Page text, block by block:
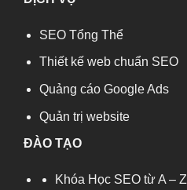
SEO Tổng Thể
Thiết kế web chuẩn SEO
Quảng cáo Google Ads
Quản trị website
ĐÀO TẠO
Khóa Học SEO từ A – Z